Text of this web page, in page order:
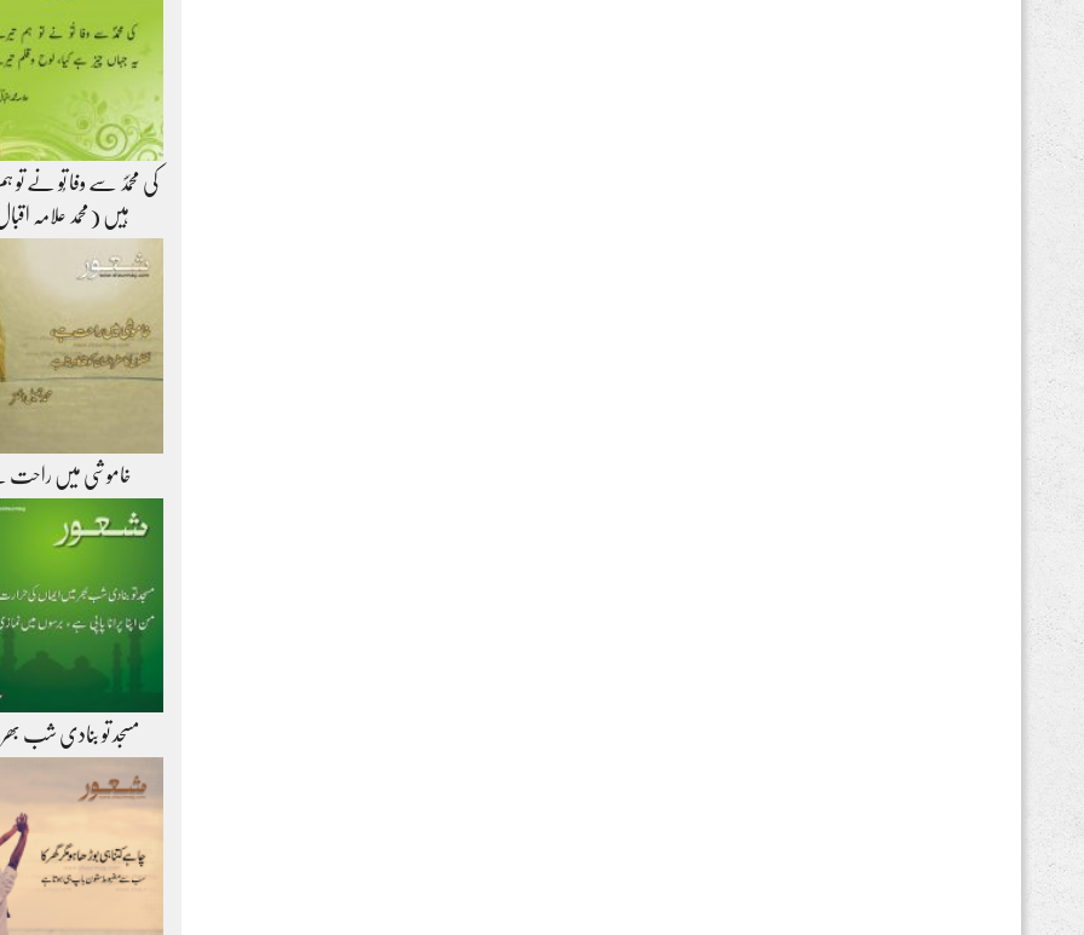
کی محمّدؐ سے وفا تُو نے تو
ہیں (محمد علامہ
خاموشی میں
مسجد تو بنادی شب